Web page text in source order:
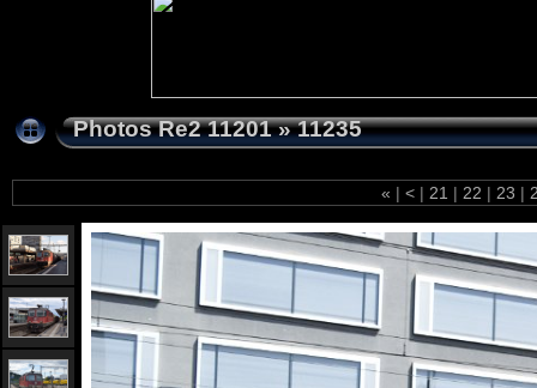
Photos Re2 11201»11235
« | < | 21 | 22 | 23 |